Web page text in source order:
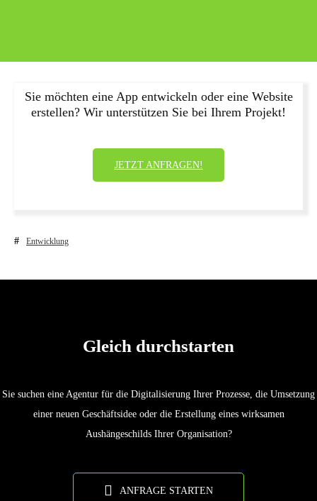
Sie möchten eine App entwickeln oder eine Website
erstellen? Wir unterstützen Sie bei Ihrem Projekt!
JETZT ANFRAGEN!
Entwicklung
Gleich durchstarten
Sie suchen eine Agentur für die Digitalisierung Ihrer Prozesse, die Umsetzung
einer neuen Geschäftsidee oder die Erstellung eines wirksamen
Aushängeschilds Ihrer Organisation?
ANFRAGE STARTEN